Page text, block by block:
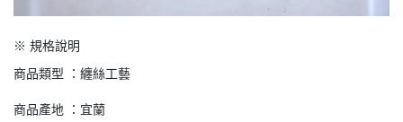
※ 規格說明
商品類型 ：纏絲工藝
商品產地 ：宜蘭